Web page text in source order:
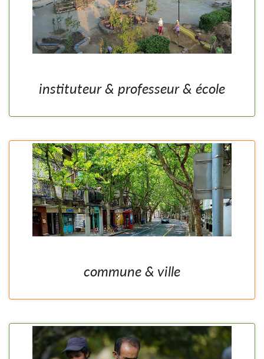
instituteur & professeur & école
commune & ville